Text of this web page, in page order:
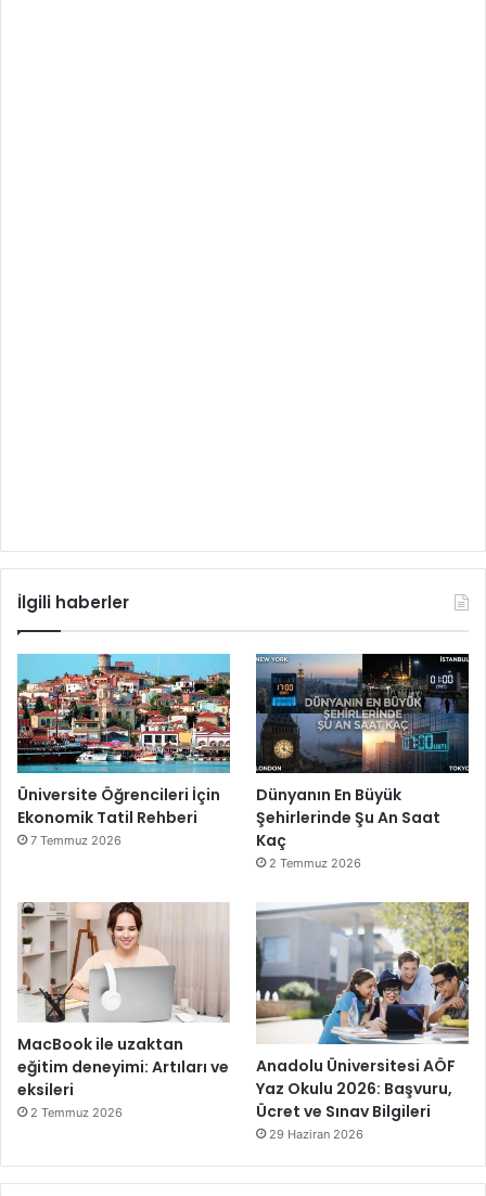
İlgili haberler
Üniversite Öğrencileri İçin
Ekonomik Tatil Rehberi
7 Temmuz 2026
Dünyanın En Büyük
Şehirlerinde Şu An Saat
Kaç
2 Temmuz 2026
MacBook ile uzaktan
eğitim deneyimi: Artıları ve
eksileri
2 Temmuz 2026
Anadolu Üniversitesi AÖF
Yaz Okulu 2026: Başvuru,
Ücret ve Sınav Bilgileri
29 Haziran 2026